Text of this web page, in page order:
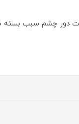
دور چشم سبب